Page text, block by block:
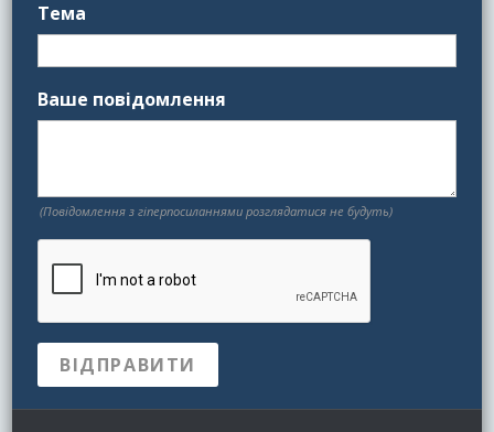
Тема
Ваше повідомлення
(Повідомлення з гіперпосиланнями розглядатися не будуть)